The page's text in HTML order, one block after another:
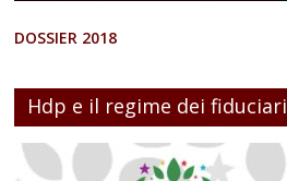
DOSSIER 2018
Hdp e il regime dei fiduciari